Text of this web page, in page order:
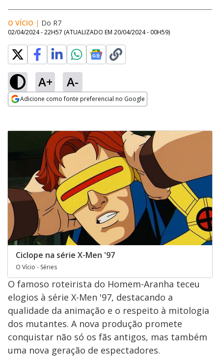
O VÍCIO | Do R7
02/04/2024 - 22H57 (ATUALIZADO EM 20/04/2024 - 00H59)
A+ A-
Adicione como fonte preferencial no Google
Ciclope na série X-Men '97
O Vício - Séries
O famoso roteirista do Homem-Aranha teceu
elogios à série X-Men '97, destacando a
qualidade da animação e o respeito à mitologia
dos mutantes. A nova produção promete
conquistar não só os fãs antigos, mas também
uma nova geração de espectadores.